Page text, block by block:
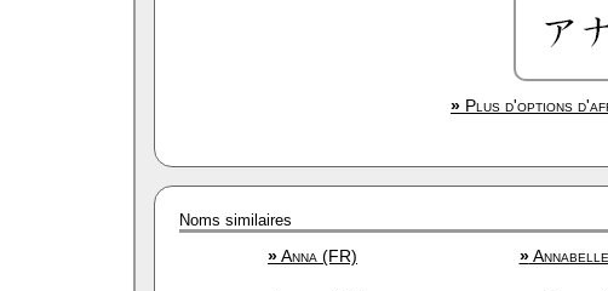
» Plus d'options
Noms similaires
»Anna (FR) »